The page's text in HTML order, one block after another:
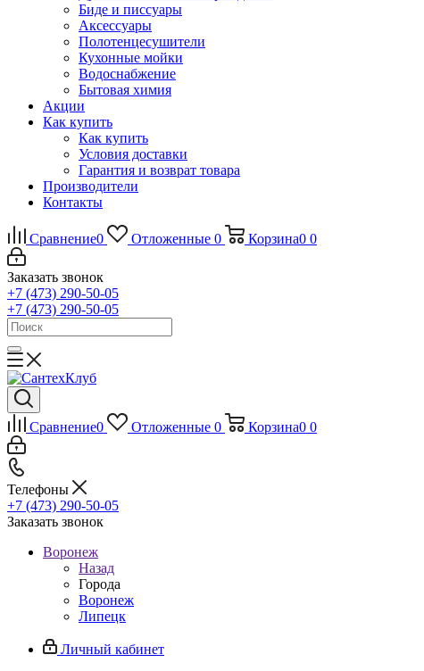
Биде и писсуары
Аксессуары
Полотенцесушители
Кухонные мойки
Водоснабжение
Бытовая химия
Акции
Как купить
Как купить
Условия доставки
Гарантия и возврат товара
Производители
Контакты
Сравнение0 Отложенные 0 Корзина0 0
Заказать звонок
+7 (473) 290-50-05
+7 (473) 290-50-05
Сравнение0 Отложенные 0 Корзина0 0
Телефоны
+7 (473) 290-50-05
Заказать звонок
Воронеж
Назад
Города
Воронеж
Липецк
Личный кабинет